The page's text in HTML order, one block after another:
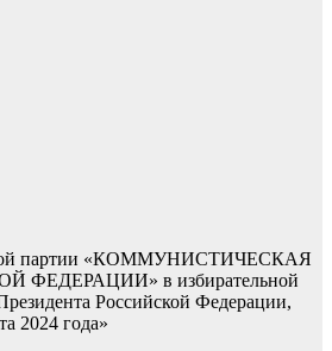
партии «КОММУНИСТИЧЕСКАЯ
в избирательной
Российской Федерации,
2024 года»